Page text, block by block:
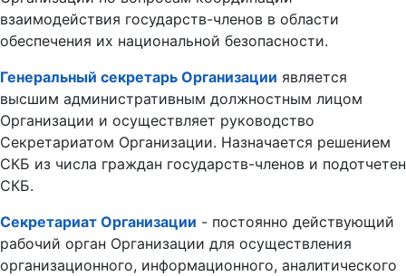
взаимодействия государств-членов в области
обеспечения их национальной безопасности.
Генеральный секретарь Организации является
высшим административным должностным лицом
Организации и осуществляет руководство
Секретариатом Организации. Назначается решением
СКБ из числа граждан государств-членов и подотчетен
СКБ.
Секретариат Организации - постоянно действующий
рабочий орган Организации для осуществления
организационного, информационного, аналитического